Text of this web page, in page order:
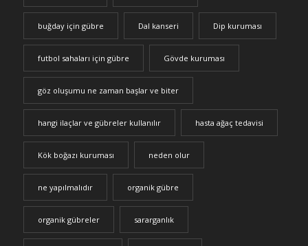
buğday için gübre Dal kanseri Dip kuruması
futbol sahaları için gübre Gövde kuruması
göz oluşumu ne zaman başlar ve biter
hangi ilaçlar ve gübreler kullanılır hasta ağaç tedavisi
Kök boğazı kuruması neden olur
ne yapılmalıdır organik gübre
organik gübreler sararganlık